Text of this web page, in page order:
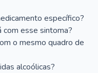
específico?
esse sintoma?
o mesmo quadro de
alcoólicas?